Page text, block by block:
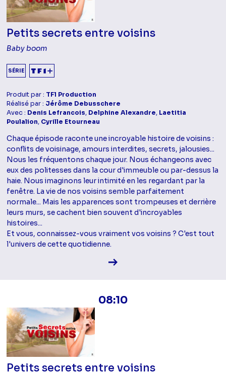
Petits secrets entre voisins
Baby boom
SÉRIE
Produit par : TF1 Production
Réalisé par : Jérôme Debusschere
Avec : Denis Lefrancois, Delphine Alexandre, Laetitia
Poulalion, Cyrille Etourneau
Chaque épisode raconte une incroyable histoire de voisins :
conflits de voisinage, amours interdites, secrets, jalousies...
Nous les fréquentons chaque jour. Nous échangeons avec
eux des politesses dans la cour d'immeuble ou par-dessus la
haie. Nous imaginons leur intimité en les regardant par la
fenêtre. La vie de nos voisins semble parfaitement
normale... Mais les apparences sont trompeuses et derrière
leurs murs, se cachent bien souvent d'incroyables
histoires...
Et vous, connaissez-vous vraiment vos voisins ? C'est tout
l'univers de cette quotidienne.
Voir la fiche diffusion
08:10
Petits secrets entre voisins